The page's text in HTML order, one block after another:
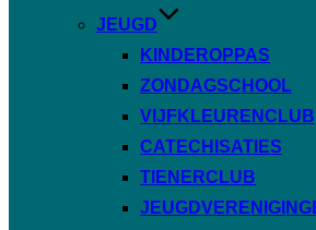
JEUGD
KINDEROPPAS
ZONDAGSCHOOL
VIJFKLEURENCLUB
CATECHISATIES
TIENERCLUB